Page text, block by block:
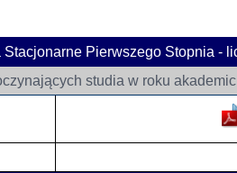
Stacjonarne Pierwszego Stopnia -
studia w roku